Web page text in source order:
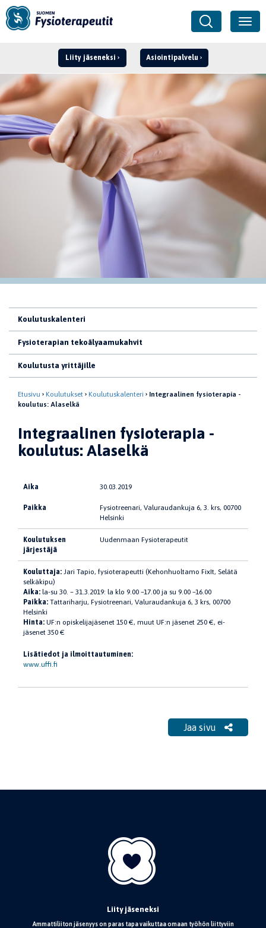
Liity jäseneksi Asiointipalvelu
Kirjaudu ›
Koulutuskalenteri
Fysioterapian tekoälyaamukahvit
Koulutusta yrittäjille
Etusivu Koulutukset Koulutuskalenteri
Integraalinen fysioterapia -
koulutus: Alaselkä
Integraalinen fysioterapia -
koulutus: Alaselkä
Aika 30.03.2019
Paikka
Fysiotreenari, Valuraudankuja 6, 3. krs, 00700
Helsinki
Koulutuksen
järjestäjä
Uudenmaan Fysioterapeutit
Kouluttaja: Jari Tapio, fysioterapeutti (Kehonhuoltamo FixIt, Selätä
selkäkipu)
Aika: la-su 30. – 31.3.2019: la klo 9.00 –17.00 ja su 9.00 –16.00
Paikka: Tattariharju, Fysiotreenari, Valuraudankuja 6, 3 krs, 00700
Helsinki
Hinta: UF:n opiskelijajäsenet 150 €, muut UF:n jäsenet 250 €, ei-
jäsenet 350 €
Lisätiedot ja ilmoittautuminen:
www.uffi.fi
Jaa sivu
Liity jäseneksi
Ammattiliiton jäsenyys on paras tapa vaikuttaa omaan työhön liittyviin